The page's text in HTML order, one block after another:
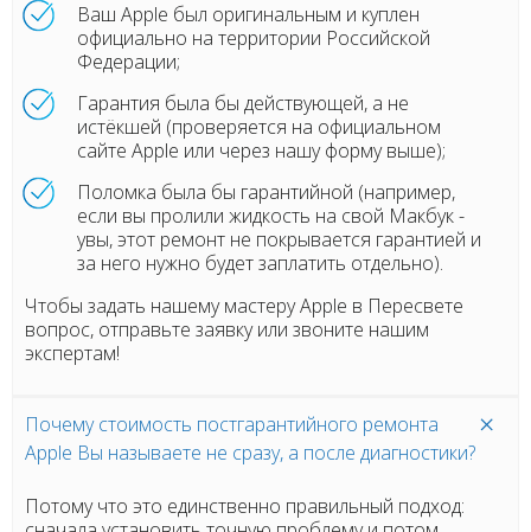
Ваш Apple был оригинальным и куплен
официально на территории Российской
Федерации;
Гарантия была бы действующей, а не
истёкшей (проверяется на официальном
сайте Apple или через нашу форму выше);
Поломка была бы гарантийной (например,
если вы пролили жидкость на свой Макбук -
увы, этот ремонт не покрывается гарантией и
за него нужно будет заплатить отдельно).
Чтобы задать нашему мастеру Apple в Пересвете
вопрос, отправьте заявку или звоните нашим
экспертам!
Почему стоимость постгарантийного ремонта
Apple Вы называете не сразу, а после диагностики?
Потому что это единственно правильный подход: